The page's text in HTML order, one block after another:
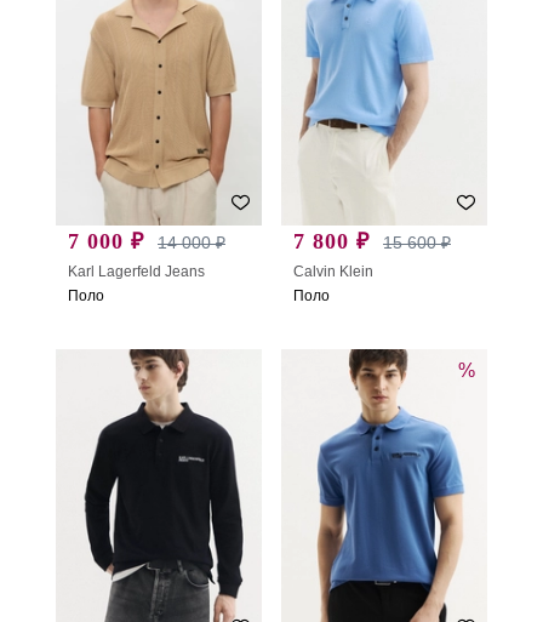
7 000 ₽ 14 000 ₽
Karl Lagerfeld Jeans
Поло
7 800 ₽ 15 600 ₽
Calvin Klein
Поло
%